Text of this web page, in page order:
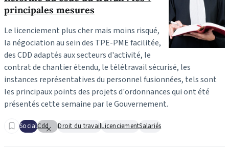
principales mesures
Le licenciement plus cher mais moins risqué,
la négociation au sein des TPE-PME facilitée,
des CDD adaptés aux secteurs d'activité, le
contrat de chantier étendu, le télétravail sécurisé, les
instances représentatives du personnel fusionnées, tels sont
les principaux points des projets d'ordonnances qui ont été
présentés cette semaine par le Gouvernement.
SocialCdd Droit du travailLicenciementSalariés